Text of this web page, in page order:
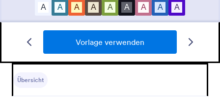
Vorlage verwenden
Übersicht
Allgemeinwissen Quiz
Umfrage, mit der das Wissen eines Teilnehmers